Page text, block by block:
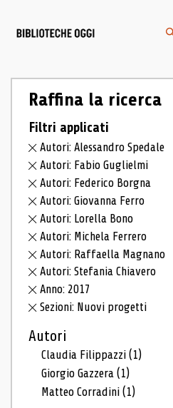
Raffina la ricerca
Filtri applicati
Autori: Alessandro Spedale
Autori: Fabio Guglielmi
Autori: Federico Borgna
Autori: Giovanna Ferro
Autori: Lorella Bono
Autori: Michela Ferrero
Autori: Raffaella Magnano
Autori: Stefania Chiavero
Anno: 2017
Sezioni: Nuovi progetti
Autori
Claudia Filippazzi(1)
Giorgio Gazzera(1)
Matteo Corradini(1)